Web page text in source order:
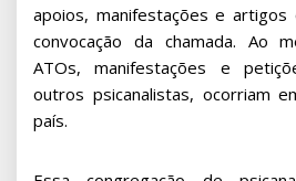
apoios, manifestações e artigos
convocação da chamada. Ao
ATOs, manifestações e
outros psicanalistas, ocorriam
país.